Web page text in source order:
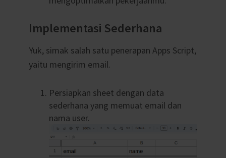
Implementasi Sederhana
Yuk, simak salah satu penerapan Apps Script,
yaitu mengirim email.
Persiapkan sheet dengan data
sederhana yang memuat email dan
nama user.